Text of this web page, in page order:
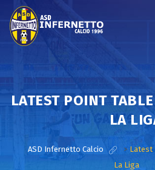
LATEST POINT
LA
ASD Infernetto Calcio > Latest
La Liga